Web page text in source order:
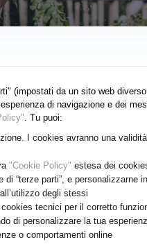
di Zenzero.
cute e capelli e
di serenoa repens e noce,
e lucenti. Da usare in
nella prevenzione
(impostati da un sito web
di navigazione e dei
. Tu puoi:
I cookies avranno una
"Cookie Policy" estesa dei
“terze parti”, e personalizzarne
degli stessi
tecnici per il corretto
di personalizzare la tua
o comportamenti online